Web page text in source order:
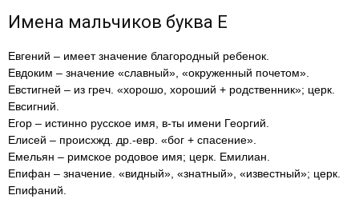
Имена мальчиков буква Е
Евгений – имеет значение благородный ребенок.
Евдоким – значение «славный», «окруженный почетом».
Евстигней – из греч. «хорошо, хороший + родственник»; церк.
Евсигний.
Егор – истинно русское имя, в-ты имени Георгий.
Елисей – происхжд. др.-евр. «бог + спасение».
Емельян – римское родовое имя; церк. Емилиан.
Епифан – значение. «видный», «знатный», «известный»; церк.
Епифаний.